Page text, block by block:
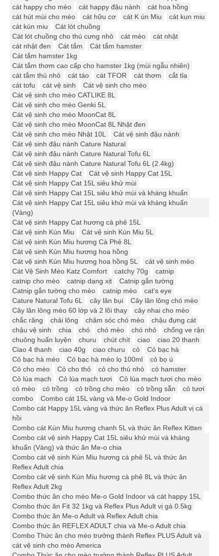
cát happy cho mèo
cát happy đậu nành
cát hoa hồng
cát hút mùi cho mèo
cát hữu cơ cát K ún Miu
cát kun miu
cát kún miu
Cát lót chuồng
Cát lót chuồng cho thú cưng nhỏ
cát mèo
cát nhật
cát nhật đen
Cát tắm
Cát tắm hamster
Cát tắm hamster 1kg
Cát tắm thơm cao cấp cho hamster 1kg (mùi ngẫu nhiên)
cát tắm thú nhỏ
cát táo cát TFOR cát thơm
cắt tỉa
cát tofu
cát vệ sinh
Cát vệ sinh cho mèo
Cát vệ sinh cho mèo CATLIKE 8L
Cát vệ sinh cho mèo Genki 5L
Cát vệ sinh cho mèo MoonCat 8L
Cát vệ sinh cho mèo MoonCat 8L Nhật đen
Cát vệ sinh cho mèo Nhật 10L
Cát vệ sinh đậu nành
Cát vệ sinh đậu nành Cature Natural
Cát vệ sinh đậu nành Cature Natural Tofu 6L
Cát vệ sinh đậu nành Cature Natural Tofu 6L (2.4kg)
Cát vệ sinh Happy Cat
Cát vệ sinh Happy Cat 15L
Cát vệ sinh Happy Cat 15L siêu khử mùi
Cát vệ sinh Happy Cat 15L siêu khử mùi và kháng khuẩn
Cát vệ sinh Happy Cat 15L siêu khử mùi và kháng khuẩn
(Vàng)
Cát vệ sinh Happy Cat hương cà phê 15L
Cát vệ sinh Kún Miu
Cát vệ sinh Kún Miu 5L
Cát vệ sinh Kún Miu hương Cà Phê 8L
Cát vệ sinh Kún Miu hương hoa hồng
Cát vệ sinh Kún Miu hương hoa hồng 5L
cát vệ sinh mèo
Cát Vệ Sinh Mèo Katz Comfort
catchy 70g
catnip
catnip cho mèo
catnip dạng xịt
Catnip gắn tường
Catnip gắn tường cho mèo
catnip mèo
cat's eye
Cature Natural Tofu 6L
cây lăn bụi
Cây lăn lông chó mèo
Cây lăn lông mèo 60 lớp và 2 lõi thay
cây nhai cho mèo
chắc răng
chải lông chăm sóc chó mèo
chậu đựng cát
chậu vệ sinh
chia chó chó mèo chó nhỏ
chống ve rận
chuông huấn luyện
churu chút chít ciao
ciao 20 thanh
Ciao 4 thanh
ciao 40g ciao churu cỏ
Cỏ bạc hà
Cỏ bạc hà mèo
Cỏ bạc hà mèo lọ 100ml
cỏ bọ ú
Cỏ cho mèo
Cỏ cho thỏ cỏ cho thú nhỏ
cỏ hamster
Cỏ lúa mạch
Cỏ lúa mạch tươi
Cỏ lúa mạch tươi cho mèo
cỏ mèo
cỏ trồng cỏ trồng cho mèo cỏ trồng sẵn
cỏ tươi
combo
Combo cát 15L vàng và Me-o Gold Indoor
Combo cát Happy 15L vàng và thức ăn Reflex Plus Adult vị cá
hồi
Combo cát Kún Miu hương chanh 5L và thức ăn Reflex Kitten
Combo cát vệ sinh Happy Cat 15L siêu khử mùi và kháng
khuẩn (Vàng) và thức ăn Me-o chia
Combo cát vệ sinh Kún Miu hương cà phê 5L và thức ăn
Reflex Adult chia
Combo cát vệ sinh Kún Miu hương cà phê 8L và thức ăn
Reflex Adult 2kg
Combo thức ăn cho mèo Me-o Gold Indoor và cát happy 15L
Combo thức ăn Fit 32 1kg và Reflex Plus Adult vị gà 0.5kg
Combo thức ăn Me-o Adult và Reflex Adult chia
Combo thức ăn REFLEX ADULT chia và Me-o Adult chia
Combo Thức ăn cho mèo trưởng thành Reflex PLUS Adult và
cát vệ sinh cho mèo America